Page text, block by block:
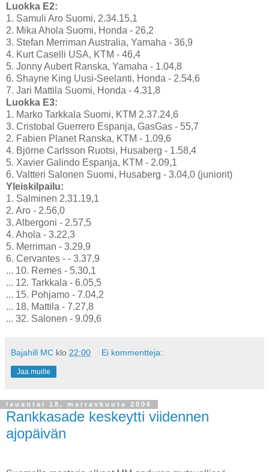
Luokka E2:
1. Samuli Aro Suomi, 2.34.15,1
2. Mika Ahola Suomi, Honda - 26,2
3. Stefan Merriman Australia, Yamaha - 36,9
4. Kurt Caselli USA, KTM - 46,4
5. Jonny Aubert Ranska, Yamaha - 1.04,8
6. Shayne King Uusi-Seelanti, Honda - 2.54,6
7. Jari Mattila Suomi, Honda - 4.31,8
Luokka E3:
1. Marko Tarkkala Suomi, KTM 2.37.24,6
3. Cristobal Guerrero Espanja, GasGas - 55,7
2. Fabien Planet Ranska, KTM - 1.09,6
4. Björne Carlsson Ruotsi, Husaberg - 1.58,4
5. Xavier Galindo Espanja, KTM - 2.09,1
6. Valtteri Salonen Suomi, Husaberg - 3.04,0 (juniorit)
Yleiskilpailu:
1. Salminen 2.31.19,1
2. Aro - 2.56,0
3. Albergoni - 2.57,5
4. Ahola - 3.22,3
5. Merriman - 3.29,9
6. Cervantes - - 3.37,9
... 10. Remes - 5.30,1
... 12. Tarkkala - 6.05,5
... 15. Pohjamo - 7.04,2
... 18. Mattila - 7.27,8
... 32. Salonen - 9.09,6
Bajahill MC klo 22:00 Ei kommentteja:
Jaa muille
lauantai 18. marraskuuta 2006
Rankkasade keskeytti viidennen
ajopäivän